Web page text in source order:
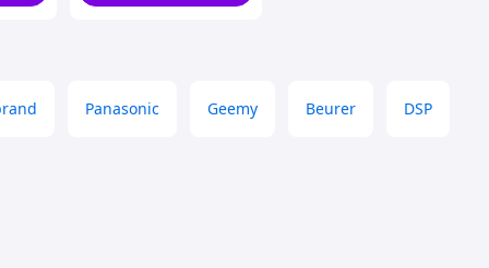
Panasonic Geemy Beurer DSP